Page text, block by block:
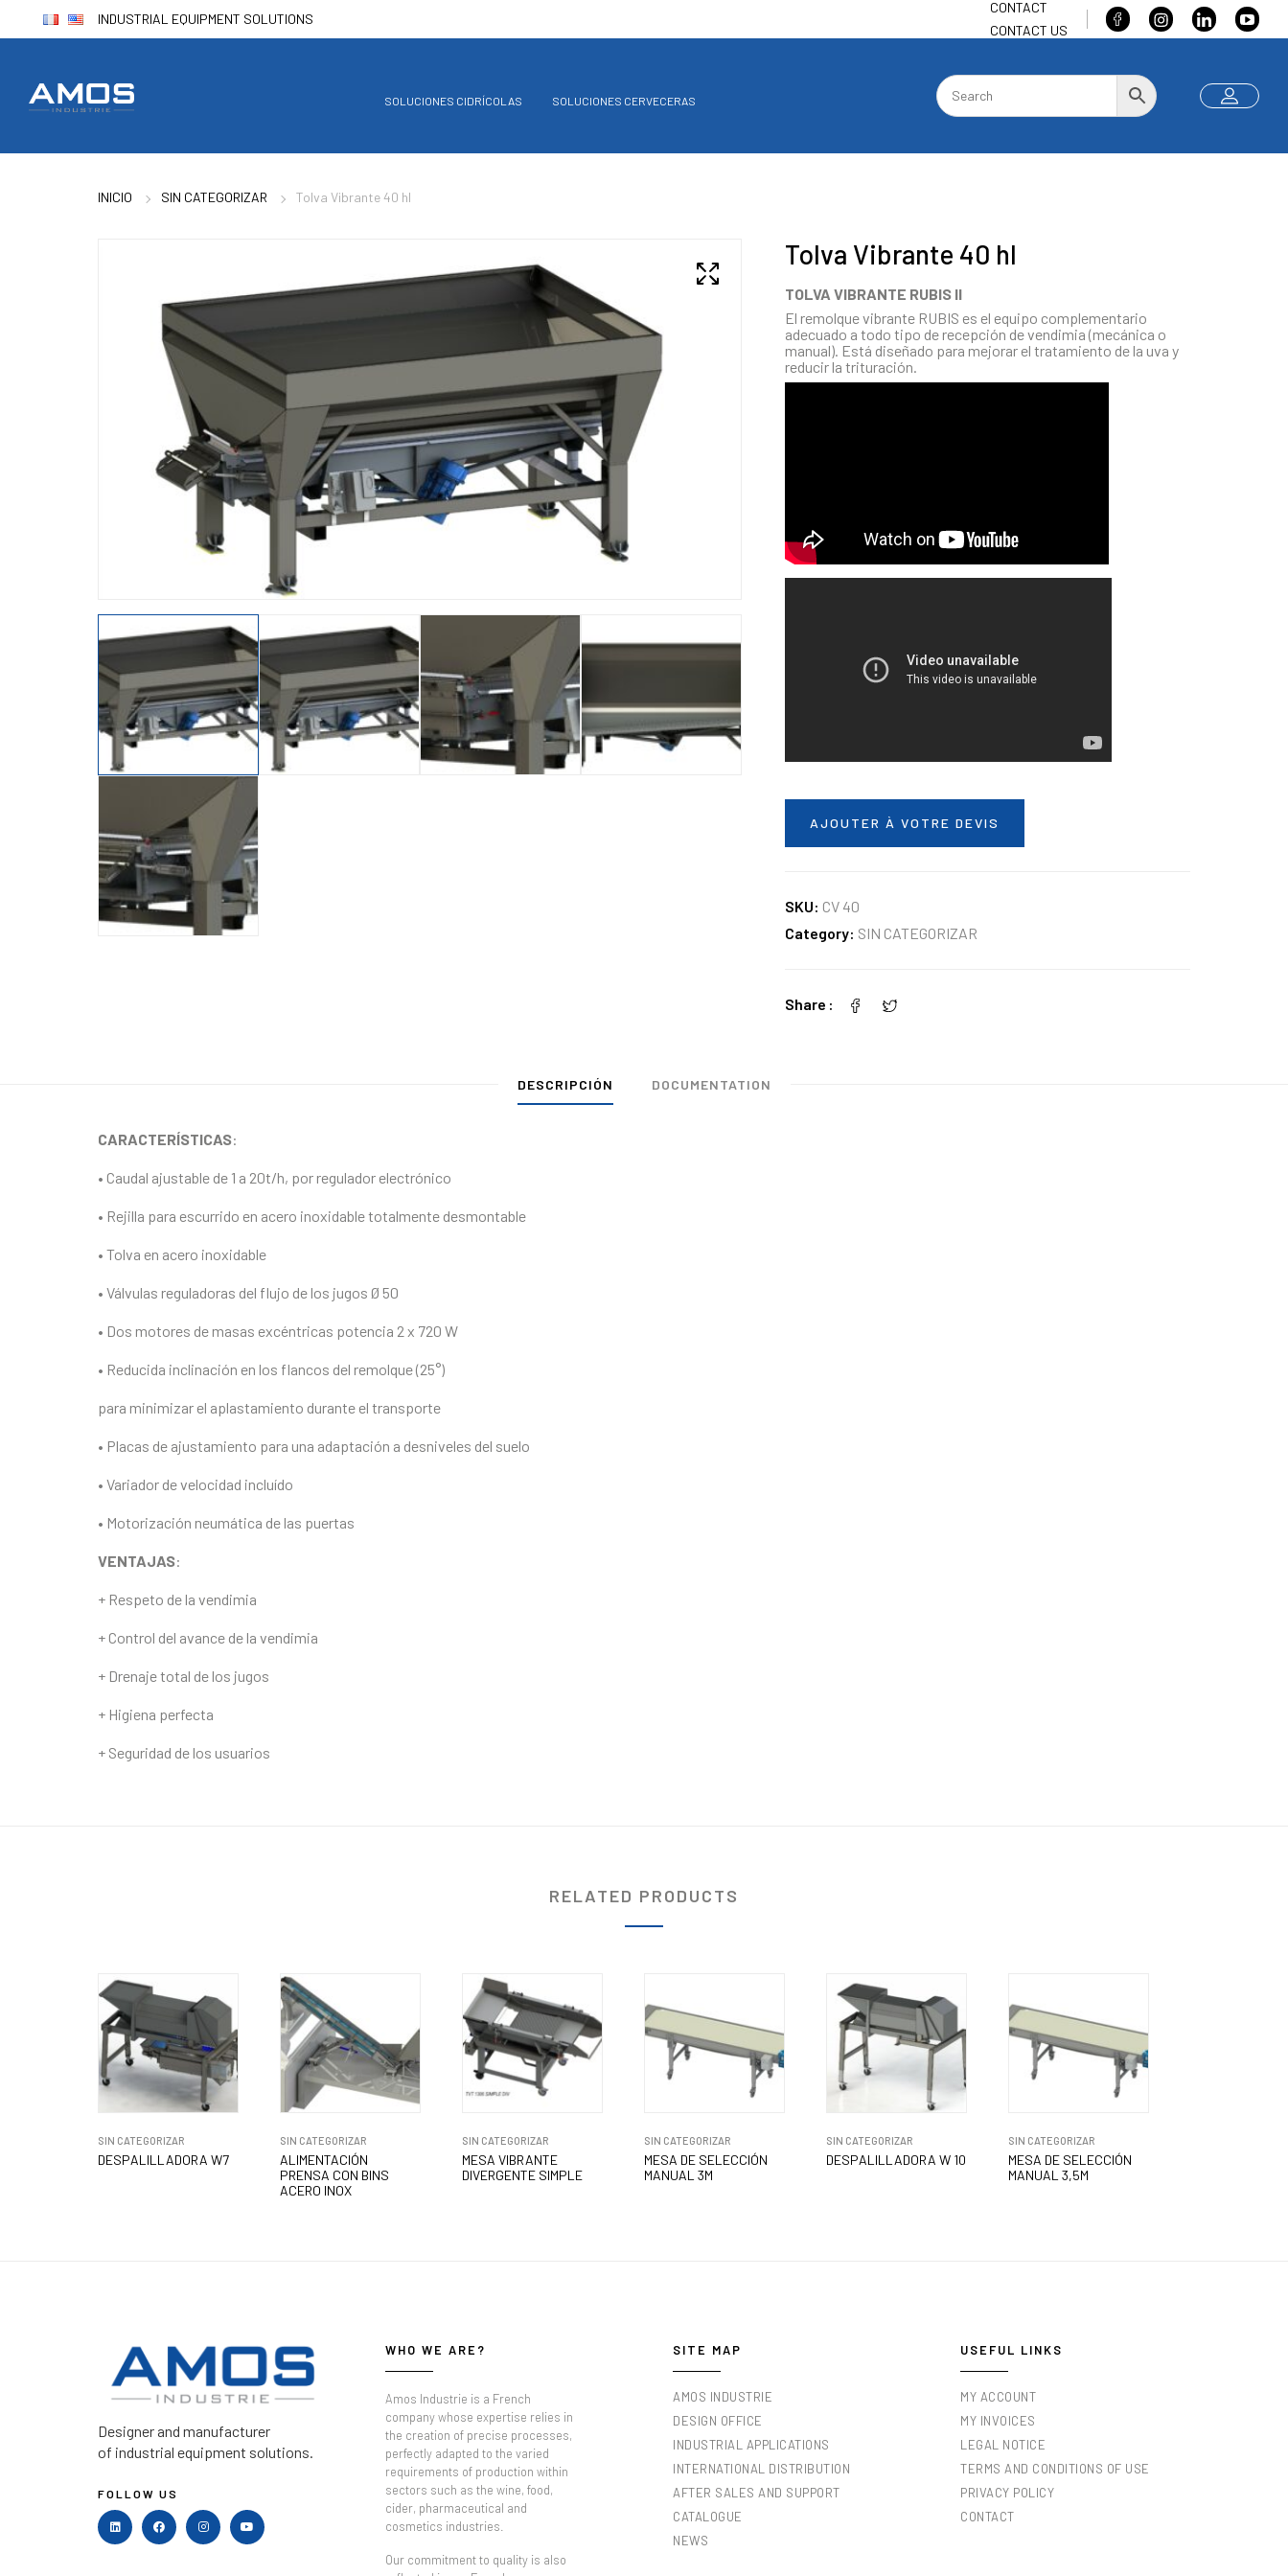
INDUSTRIAL EQUIPMENT SOLUTIONS
CONTACT
CONTACT US
SOLUCIONES CIDRÍCOLAS SOLUCIONES CERVECERAS
INICIO SIN CATEGORIZAR Tolva Vibrante 40 hl
Tolva Vibrante 40 hl
TOLVA VIBRANTE RUBIS II
El remolque vibrante RUBIS es el equipo complementario
adecuado a todo tipo de recepción de vendimia (mecánica o
manual). Está diseñado para mejorar el tratamiento de la uva y
reducir la trituración.
AJOUTER À VOTRE DEVIS
SKU: CV 40
Category: SIN CATEGORIZAR
Share
DESCRIPCIÓN DOCUMENTATION
CARACTERÍSTICAS:
• Caudal ajustable de 1 a 20t/h, por regulador electrónico
• Rejilla para escurrido en acero inoxidable totalmente desmontable
• Tolva en acero inoxidable
• Válvulas reguladoras del flujo de los jugos Ø 50
• Dos motores de masas excéntricas potencia 2 x 720 W
• Reducida inclinación en los flancos del remolque (25°)
para minimizar el aplastamiento durante el transporte
• Placas de ajustamiento para una adaptación a desniveles del suelo
• Variador de velocidad incluído
• Motorización neumática de las puertas
VENTAJAS:
+ Respeto de la vendimia
+ Control del avance de la vendimia
+ Drenaje total de los jugos
+ Higiena perfecta
+ Seguridad de los usuarios
RELATED PRODUCTS
SIN CATEGORIZAR
DESPALILLADORA W7
SIN CATEGORIZAR
ALIMENTACIÓN
PRENSA CON BINS
ACERO INOX
SIN CATEGORIZAR
MESA VIBRANTE
DIVERGENTE SIMPLE
SIN CATEGORIZAR
MESA DE SELECCIÓN
MANUAL 3M
SIN CATEGORIZAR
DESPALILLADORA W 10
SIN CATEGORIZAR
MESA DE SELECCIÓN
MANUAL 3,5M
Designer and manufacturer
of industrial equipment solutions.
FOLLOW US
WHO WE ARE?
Amos Industrie is a French
company whose expertise relies in
the creation of precise processes,
perfectly adapted to the varied
requirements of production within
sectors such as the wine, food,
cider, pharmaceutical and
cosmetics industries.
Our commitment to quality is also
SITE MAP
AMOS INDUSTRIE
DESIGN OFFICE
INDUSTRIAL APPLICATIONS
INTERNATIONAL DISTRIBUTION
AFTER SALES AND SUPPORT
CATALOGUE
NEWS
USEFUL LINKS
MY ACCOUNT
MY INVOICES
LEGAL NOTICE
TERMS AND CONDITIONS OF USE
PRIVACY POLICY
CONTACT